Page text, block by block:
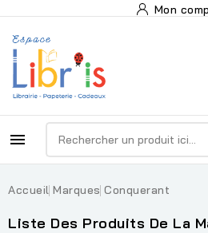
Mon

Accueil Marques Conquerant
Liste Des Produits De La